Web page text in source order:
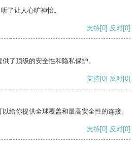
了让人心旷神怡。
支持[0] 反对[0]
了顶级的安全性和隐私保护。
支持[0] 反对[0]
给你提供全球覆盖和最高安全性的连接。
支持[0] 反对[0]